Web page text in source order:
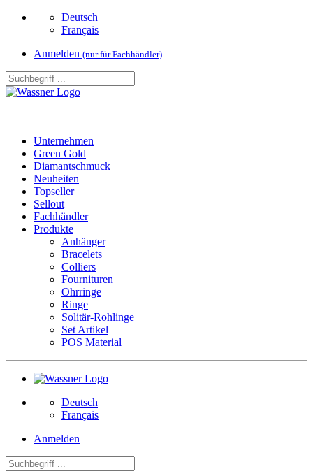
Deutsch
Français
Anmelden (nur für Fachhändler)
Unternehmen
Green Gold
Diamantschmuck
Neuheiten
Topseller
Sellout
Fachhändler
Produkte
Anhänger
Bracelets
Colliers
Fournituren
Ohrringe
Ringe
Solitär-Rohlinge
Set Artikel
POS Material
Deutsch
Français
Anmelden